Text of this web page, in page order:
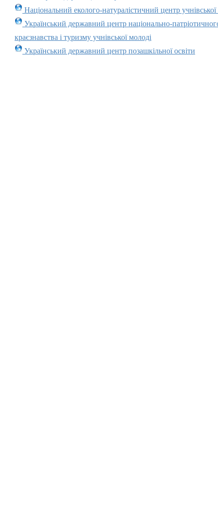
Національний еколого-натуралістичний центр учнівської
Український державний центр національно-
краєзнавства і туризму учнівської молоді
Український державний центр позашкільної освіти